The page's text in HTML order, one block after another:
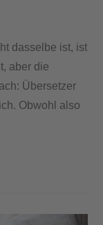
dasselbe ist, ist
aber die
Übersetzer
Obwohl also